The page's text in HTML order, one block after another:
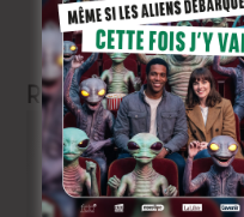
Related Articles